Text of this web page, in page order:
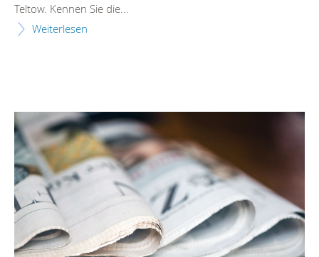
Teltow. Kennen Sie die...
Weiterlesen